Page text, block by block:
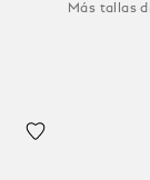
Más tallas